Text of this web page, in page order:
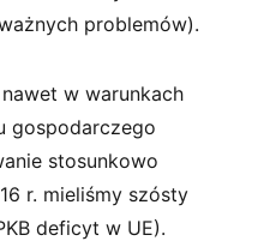
problemów).
w warunkach
gospodarczego
stosunkowo
r. mieliśmy szósty
deficyt w UE).